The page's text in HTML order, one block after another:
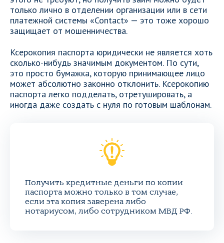
только лично в отделении организации или в сети
платежной системы «Contact» — это тоже хорошо
защищает от мошенничества.
Ксерокопия паспорта юридически не является хоть
сколько-нибудь значимым документом. По сути,
это просто бумажка, которую принимающее лицо
может абсолютно законно отклонить. Ксерокопию
паспорта легко подделать, отретушировать, а
иногда даже создать с нуля по готовым шаблонам.
Получить кредитные деньги по копии
паспорта можно только в том случае,
если эта копия заверена либо
нотариусом, либо сотрудником МВД РФ.